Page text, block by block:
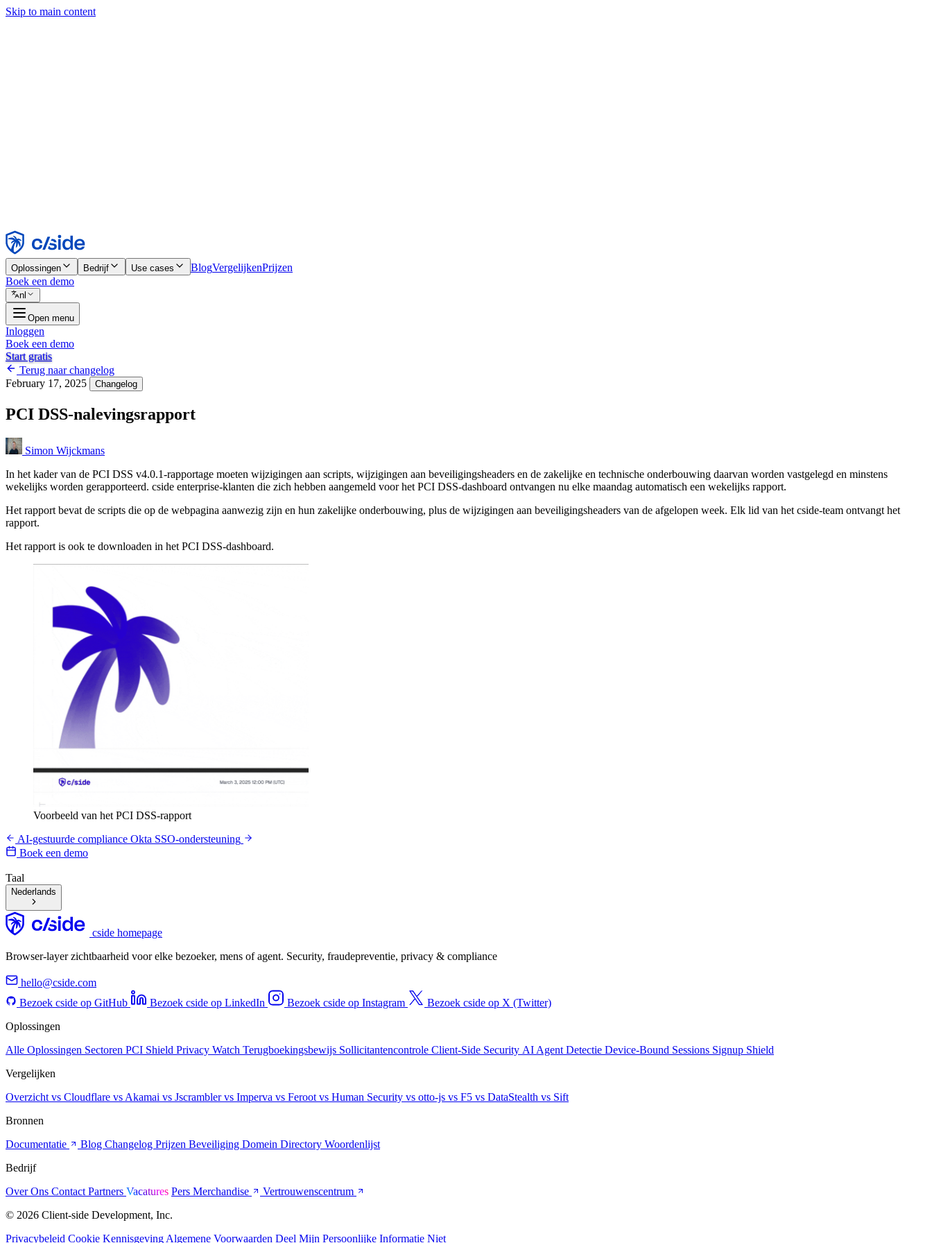
Skip to main content
Weigeren
Oplossingen Bedrijf Use cases BlogVergelijkenPrijzen
Boek een demo
nl
Open menu
Inloggen
Boek een demo
Start gratis
Terug naar changelog
February 17, 2025
Changelog
PCI DSS-nalevingsrapport
Simon Wijckmans
In het kader van de PCI DSS v4.0.1-rapportage moeten wijzigingen aan scripts, wijzigingen aan beveiligingsheaders en de zakelijke en technische onderbouwing daarvan worden vastgelegd en minstens
wekelijks worden gerapporteerd. cside enterprise-klanten die zich hebben aangemeld voor het PCI DSS-dashboard ontvangen nu elke maandag automatisch een wekelijks rapport.
Het rapport bevat de scripts die op de webpagina aanwezig zijn en hun zakelijke onderbouwing, plus de wijzigingen aan beveiligingsheaders van de afgelopen week. Elk lid van het cside-team ontvangt het
rapport.
Het rapport is ook te downloaden in het PCI DSS-dashboard.
Voorbeeld van het PCI DSS-rapport
AI-gestuurde compliance Okta SSO-ondersteuning
Boek een demo
Taal
Nederlands
cside homepage
Browser-layer zichtbaarheid voor elke bezoeker, mens of agent. Security, fraudepreventie, privacy & compliance
hello@cside.com
Bezoek cside op GitHub
Bezoek cside op LinkedIn Bezoek cside op Instagram
Bezoek cside op X (Twitter)
Oplossingen
Alle Oplossingen Sectoren PCI Shield Privacy Watch Terugboekingsbewijs Sollicitantencontrole Client-Side Security AI Agent Detectie Device-Bound Sessions Signup Shield
Vergelijken
Overzicht vs Cloudflare vs Akamai vs Jscramblervs Imperva vs Feroot vs Human Security vs otto-js vs F5 vs DataStealth vs Sift
Bronnen
Documentatie
Blog Changelog Prijzen Beveiliging Domein Directory Woordenlijst
Bedrijf
Over Ons Contact Partners Vacatures Pers Merchandise
Vertrouwenscentrum
© 2026 Client-side Development, Inc.
Privacybeleid Cookie Kennisgeving Algemene Voorwaarden Deel Mijn Persoonlijke Informatie Niet